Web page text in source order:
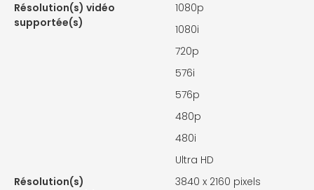
Résolution(s) vidéo
supportée(s)
1080p
1080i
720p
576i
576p
480p
480i
Ultra HD
Résolution(s)
3840 x 2160 pixels